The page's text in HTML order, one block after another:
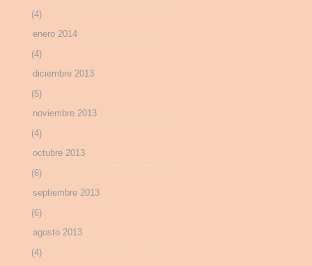
(4)
enero 2014
(4)
diciembre 2013
(5)
noviembre 2013
(4)
octubre 2013
(6)
septiembre 2013
(6)
agosto 2013
(4)